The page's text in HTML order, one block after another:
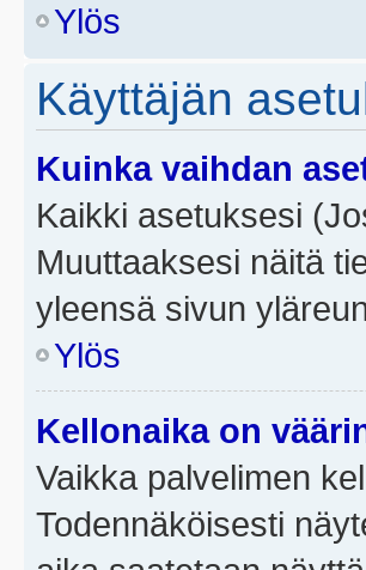
Ylös
Käyttäjän
Kuinka vaihdan
Kaikki asetuksesi
Muuttaaksesi näitä
yleensä sivun
Ylös
Kellonaika on
Vaikka palvelimen
Todennäköisesti